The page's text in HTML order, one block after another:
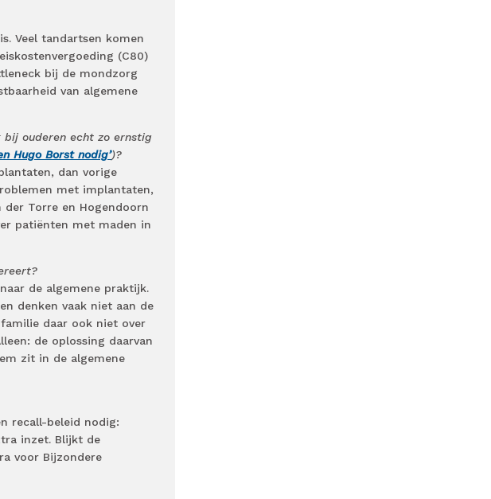
Veel tandartsen komen
(C80)
bij de mondzorg
van algemene
ouderen echt zo ernstig
Hugo Borst nodig’)?
dan vorige
met implantaten,
Torre en Hogendoorn
patiënten met maden in
de algemene praktijk.
denken vaak niet aan de
daar ook niet over
de oplossing daarvan
zit in de algemene
recall-beleid nodig:
inzet. Blijkt de
voor Bijzondere